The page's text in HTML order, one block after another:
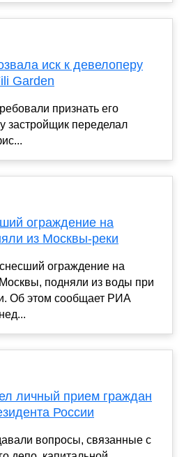
иск к девелоперу
Garden
признать его
застройщик переделал
ограждение на
из Москвы-реки
ограждение на
подняли из воды при
Об этом сообщает РИА
личный прием граждан
России
вопросы, связанные с